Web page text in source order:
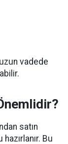
vadede
satın
Bu